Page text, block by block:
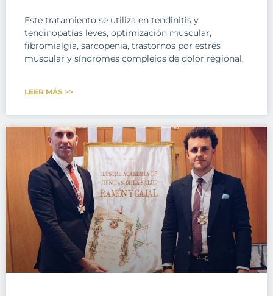
Este tratamiento se utiliza en tendinitis y
tendinopatías leves, optimización muscular,
fibromialgia, sarcopenia, trastornos por estrés
muscular y síndromes complejos de dolor regional.
LEER MÁS >>